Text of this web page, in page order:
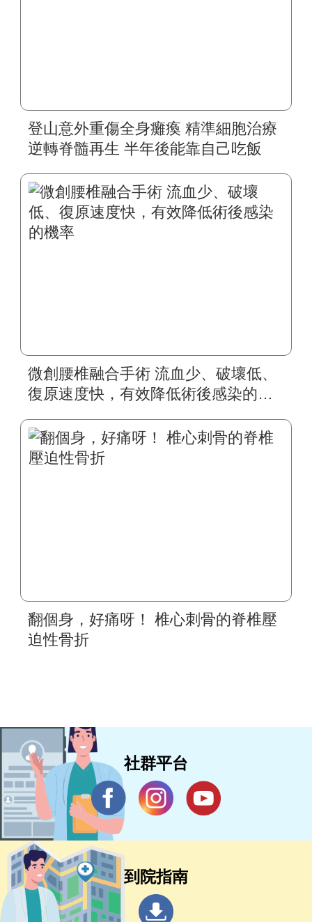
登山意外重傷全身癱瘓 精準細胞治療
逆轉脊髓再生 半年後能靠自己吃飯
微創腰椎融合手術 流血少、破壞低、
復原速度快，有效降低術後感染的機
翻個身，好痛呀！ 椎心刺骨的脊椎壓
迫性骨折
社群平台
到院指南